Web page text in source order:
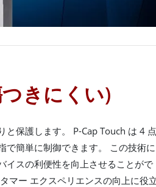
きにくい)
と保護します。 P-Cap Touch は 4 点
で簡単に制御できます。 この技術に
イスの利便性を向上させることがで
マー エクスペリエンスの向上に役